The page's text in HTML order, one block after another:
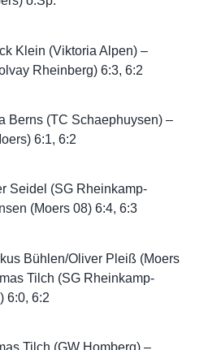
Klein (Viktoria Alpen) –
Rheinberg) 6:3, 6:2
Berns (TC Schaephuysen) –
6:1, 6:2
Seidel (SG Rheinkamp-
(Moers 08) 6:4, 6:3
Bühlen/Oliver Pleiß (Moers
Tilch (SG Rheinkamp-
6:0, 6:2
Tilch (GW Homberg) –